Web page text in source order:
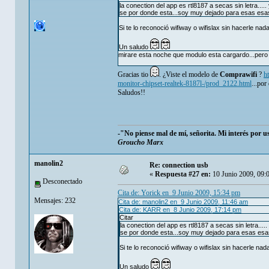
la conection del app es rtl8187 a secas sin
se por donde esta...soy muy dejado para esas
Si te lo reconoció wifiway o wifislax sin hacerle
Un saludo
mirare esta noche que modulo esta
Gracias tio . ¿Viste el modelo deComprawifi?
monitor-chipset-realtek-8187l-/prod_2122.html...por
Saludos!!
-"No piense mal de mí, señorita. Mi interés por
Groucho Marx
manolin2
Desconectado
Mensajes: 232
Re: connection usb
« Respuesta #27 en: 10 Junio 2009,
Cita de: Yorick en 9 Junio 2009, 15:34 pm
Cita de: manolin2 en 9 Junio 2009, 11:46 am
Cita de: KARR en 8 Junio 2009, 17:14 pm
Citar
la conection del app es rtl8187 a secas sin
se por donde esta...soy muy dejado para esas
Si te lo reconoció wifiway o wifislax sin hacerle
Un saludo